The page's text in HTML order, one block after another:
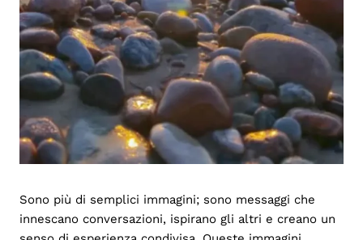
Sono più di semplici immagini; sono messaggi che
innescano conversazioni, ispirano gli altri e creano un